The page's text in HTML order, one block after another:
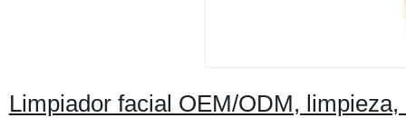
Limpiador facial OEM/ODM,